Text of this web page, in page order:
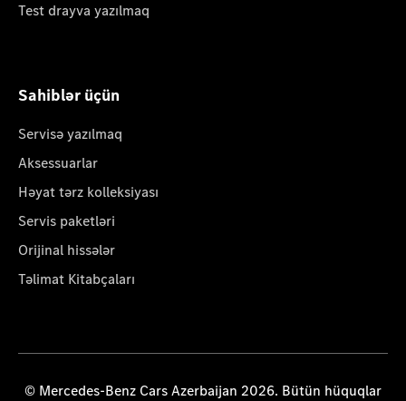
Test drayva yazılmaq
Sahiblər üçün
Servisə yazılmaq
Aksessuarlar
Həyat tərz kolleksiyası
Servis paketləri
Orijinal hissələr
Təlimat Kitabçaları
© Mercedes-Benz Cars Azerbaijan 2026. Bütün hüquqlar